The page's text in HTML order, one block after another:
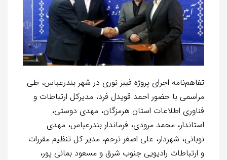
تفاهم‌نامه اجرای پروژه فیبر نوری در شهر بندرعباس، طی
مراسمی با حضور احمد قویدل فرد، مدیرکل ارتباطات و
فناوری اطلاعات استان هرمزگان، مهدی دوستی،
استاندار، محمد مرودی، فرماندار بندرعباس، مهدی
نوبانی، شهردار، علی اصغر ترحم، مدیر کل تنظیم مقررات
و ارتباطات رادیویی جنوب شرق و مسعود بمانی پور،